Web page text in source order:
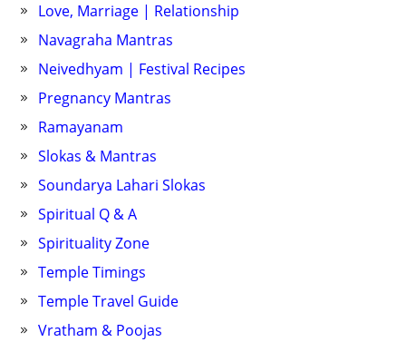
Love, Marriage | Relationship
Navagraha Mantras
Neivedhyam | Festival Recipes
Pregnancy Mantras
Ramayanam
Slokas & Mantras
Soundarya Lahari Slokas
Spiritual Q & A
Spirituality Zone
Temple Timings
Temple Travel Guide
Vratham & Poojas